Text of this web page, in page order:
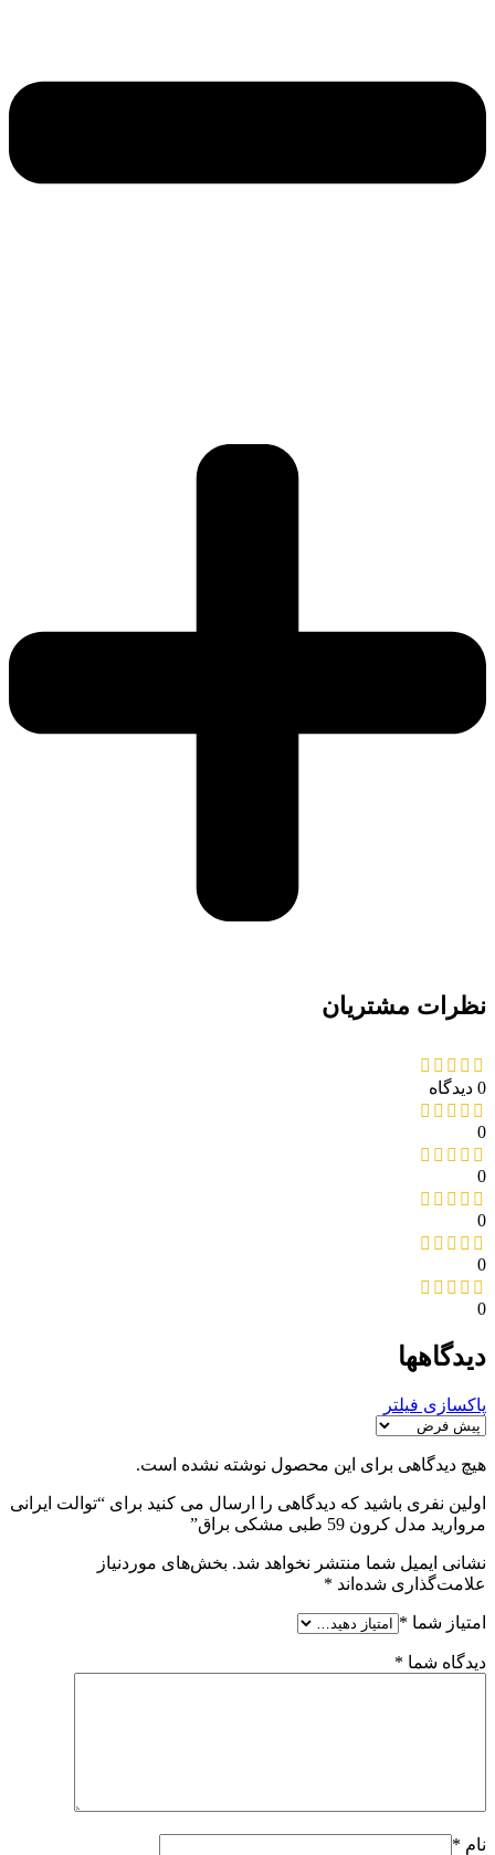
نظرات مشتریان
0 دیدگاه
0
0
0
0
0
دیدگاهها
پاکسازی فیلتر
هیچ دیدگاهی برای این محصول نوشته نشده است.
اولین نفری باشید که دیدگاهی را ارسال می کنید برای “توالت ایرانی
مروارید مدل کرون 59 طبی مشکی براق”
نشانی ایمیل شما منتشر نخواهد شد. بخش‌های موردنیاز
علامت‌گذاری شده‌اند *
امتیاز شما *
دیدگاه شما *
نام *